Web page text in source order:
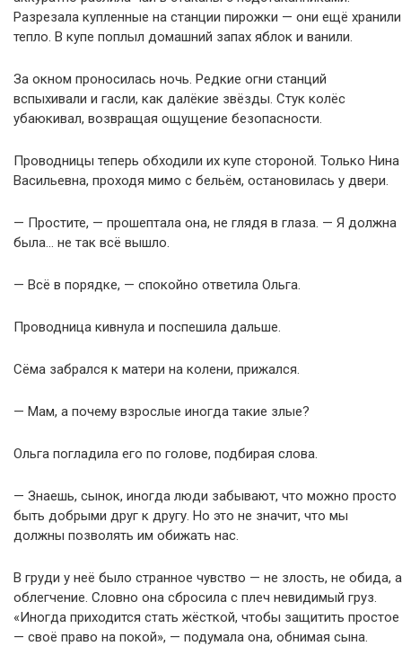
Разрезала купленные на станции пирожки — они ещё хранили
тепло. В купе поплыл домашний запах яблок и ванили.
За окном проносилась ночь. Редкие огни станций
вспыхивали и гасли, как далёкие звёзды. Стук колёс
убаюкивал, возвращая ощущение безопасности.
Проводницы теперь обходили их купе стороной. Только Нина
Васильевна, проходя мимо с бельём, остановилась у двери.
— Простите, — прошептала она, не глядя в глаза. — Я должна
была… не так всё вышло.
— Всё в порядке, — спокойно ответила Ольга.
Проводница кивнула и поспешила дальше.
Сёма забрался к матери на колени, прижался.
— Мам, а почему взрослые иногда такие злые?
Ольга погладила его по голове, подбирая слова.
— Знаешь, сынок, иногда люди забывают, что можно просто
быть добрыми друг к другу. Но это не значит, что мы
должны позволять им обижать нас.
В груди у неё было странное чувство — не злость, не обида, а
облегчение. Словно она сбросила с плеч невидимый груз.
«Иногда приходится стать жёсткой, чтобы защитить простое
— своё право на покой», — подумала она, обнимая сына.